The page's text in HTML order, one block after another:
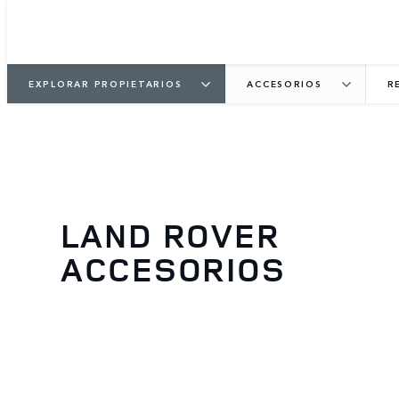
EXPLORAR PROPIETARIOS ACCESORIOS
LAND ROVER
ACCESORIOS